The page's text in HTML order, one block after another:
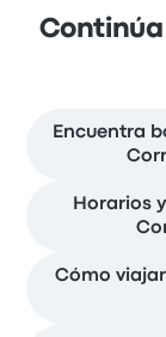
Continúa
Encuentra
Horarios
Cómo